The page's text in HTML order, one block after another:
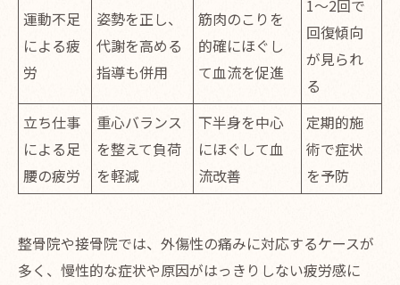
運動不足
による疲
労
姿勢を正し、
代謝を高める
指導も併用
筋肉のこりを
的確にほぐし
て血流を促進
1～2回で
回復傾向
が見られ
る
立ち仕事
による足
腰の疲労
重心バランス
を整えて負荷
を軽減
下半身を中心
にほぐして血
流改善
定期的施
術で症状
を予防
整骨院や接骨院では、外傷性の痛みに対応するケースが
多く、慢性的な症状や原因がはっきりしない疲労感に